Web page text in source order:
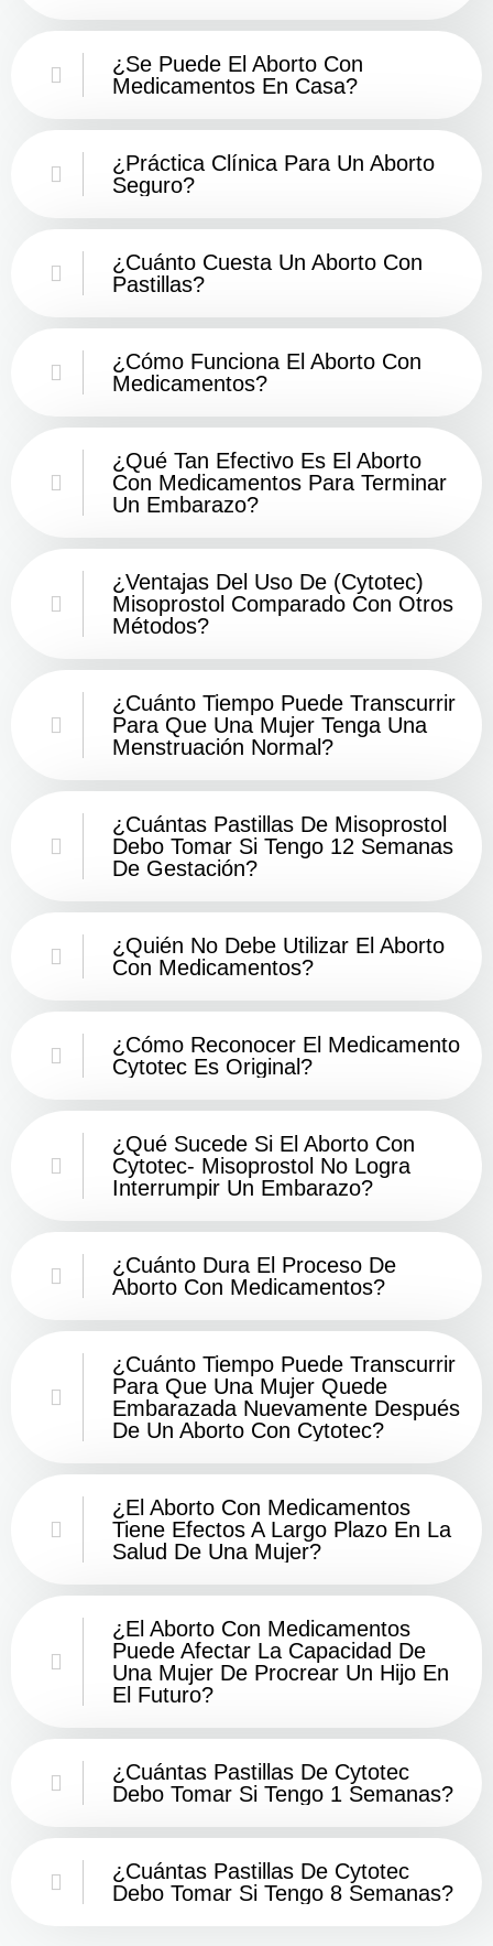
¿Se Puede El Aborto Con
Medicamentos En Casa?
¿Práctica Clínica Para Un Aborto
Seguro?
¿Cuánto Cuesta Un Aborto Con
Pastillas?
¿Cómo Funciona El Aborto Con
Medicamentos?
¿Qué Tan Efectivo Es El Aborto
Con Medicamentos Para Terminar
Un Embarazo?
¿Ventajas Del Uso De (Cytotec)
Misoprostol Comparado Con Otros
Métodos?
¿Cuánto Tiempo Puede Transcurrir
Para Que Una Mujer Tenga Una
Menstruación Normal?
¿Cuántas Pastillas De Misoprostol
Debo Tomar Si Tengo 12 Semanas
De Gestación?
¿Quién No Debe Utilizar El Aborto
Con Medicamentos?
¿Cómo Reconocer El Medicamento
Cytotec Es Original?
¿Qué Sucede Si El Aborto Con
Cytotec- Misoprostol No Logra
Interrumpir Un Embarazo?
¿Cuánto Dura El Proceso De
Aborto Con Medicamentos?
¿Cuánto Tiempo Puede Transcurrir
Para Que Una Mujer Quede
Embarazada Nuevamente Después
De Un Aborto Con Cytotec?
¿El Aborto Con Medicamentos
Tiene Efectos A Largo Plazo En La
Salud De Una Mujer?
¿El Aborto Con Medicamentos
Puede Afectar La Capacidad De
Una Mujer De Procrear Un Hijo En
El Futuro?
¿Cuántas Pastillas De Cytotec
Debo Tomar Si Tengo 1 Semanas?
¿Cuántas Pastillas De Cytotec
Debo Tomar Si Tengo 8 Semanas?